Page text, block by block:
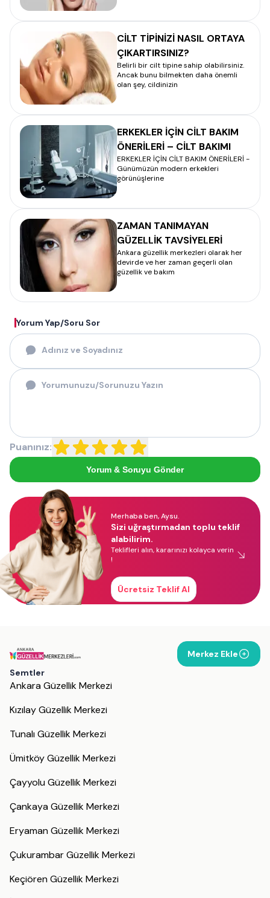
CİLT TİPİNİZİ NASIL ORTAYA
ÇIKARTIRSINIZ?
Belirli bir cilt tipine sahip olabilirsiniz.
Ancak bunu bilmekten daha önemli
olan şey, cildinizin
ERKEKLER İÇİN CİLT BAKIM
ÖNERİLERİ – CİLT BAKIMI
ERKEKLER İÇİN CİLT BAKIM ÖNERİLERİ -
Günümüzün modern erkekleri
görünüşlerine
ZAMAN TANIMAYAN
GÜZELLİK TAVSİYELERİ
Ankara güzellik merkezleri olarak her
devirde ve her zaman geçerli olan
güzellik ve bakım
Yorum Yap/Soru Sor
Puanınız:
Yorum & Soruyu Gönder
Merhaba ben, Aysu.
Sizi uğraştırmadan toplu teklif
alabilirim.
Teklifleri alın, kararınızı kolayca verin
!
Ücretsiz Teklif Al
Merkez Ekle
Semtler
Ankara Güzellik Merkezi
Kızılay Güzellik Merkezi
Tunalı Güzellik Merkezi
Ümitköy Güzellik Merkezi
Çayyolu Güzellik Merkezi
Çankaya Güzellik Merkezi
Eryaman Güzellik Merkezi
Çukurambar Güzellik Merkezi
Keçiören Güzellik Merkezi